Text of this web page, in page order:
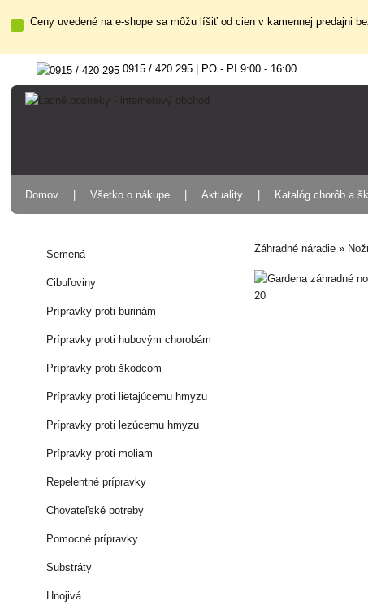
Ceny uvedené na e-shope sa môžu líšiť od cien v kamennej predajni
0915 / 420 295 | PO - PI 9:00 - 16:00
Domov Všetko o nákupe Aktuality Katalóg chorôb a
Semená
Cibuľoviny
Prípravky proti burinám
Prípravky proti hubovým chorobám
Prípravky proti škodcom
Prípravky proti lietajúcemu hmyzu
Prípravky proti lezúcemu hmyzu
Prípravky proti moliam
Repelentné prípravky
Chovateľské potreby
Pomocné prípravky
Substráty
Hnojivá
Záhradné náradie »